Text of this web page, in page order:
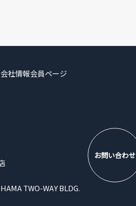
会社情報会員ページ
TWO-WAY BLDG.
お問い合わせ